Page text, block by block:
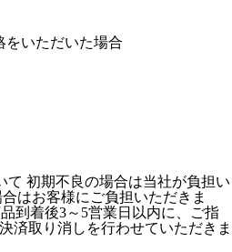
をいただいた場合
て 初期不良の場合は当社が負担い
はお客様にご負担いただきま
到着後3～5営業日以内に、ご指
済取り消しを行わせていただきま